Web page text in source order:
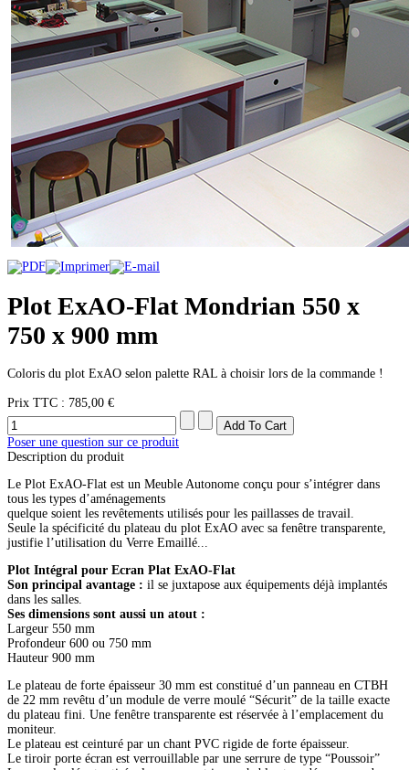
Plot ExAO-Flat Mondrian 550 x
750 x 900 mm
Coloris du plot ExAO selon palette RAL à choisir lors de la commande !
Prix ​​TTC : 785,00 €
Poser une question sur ce produit
Description du produit
Le Plot ExAO-Flat est un Meuble Autonome conçu pour s’intégrer dans
tous les types d’aménagements
quelque soient les revêtements utilisés pour les paillasses de travail.
Seule la spécificité du plateau du plot ExAO avec sa fenêtre transparente,
justifie l’utilisation du Verre Emaillé...
Plot Intégral pour Ecran Plat ExAO-Flat
Son principal avantage : il se juxtapose aux équipements déjà implantés
dans les salles.
Ses dimensions sont aussi un atout :
Largeur 550 mm
Profondeur 600 ou 750 mm
Hauteur 900 mm
Le plateau de forte épaisseur 30 mm est constitué d’un panneau en CTBH
de 22 mm revêtu d’un module de verre moulé “Sécurit” de la taille exacte
du plateau fini. Une fenêtre transparente est réservée à l’emplacement du
moniteur.
Le plateau est ceinturé par un chant PVC rigide de forte épaisseur.
Le tiroir porte écran est verrouillable par une serrure de type “Poussoir”